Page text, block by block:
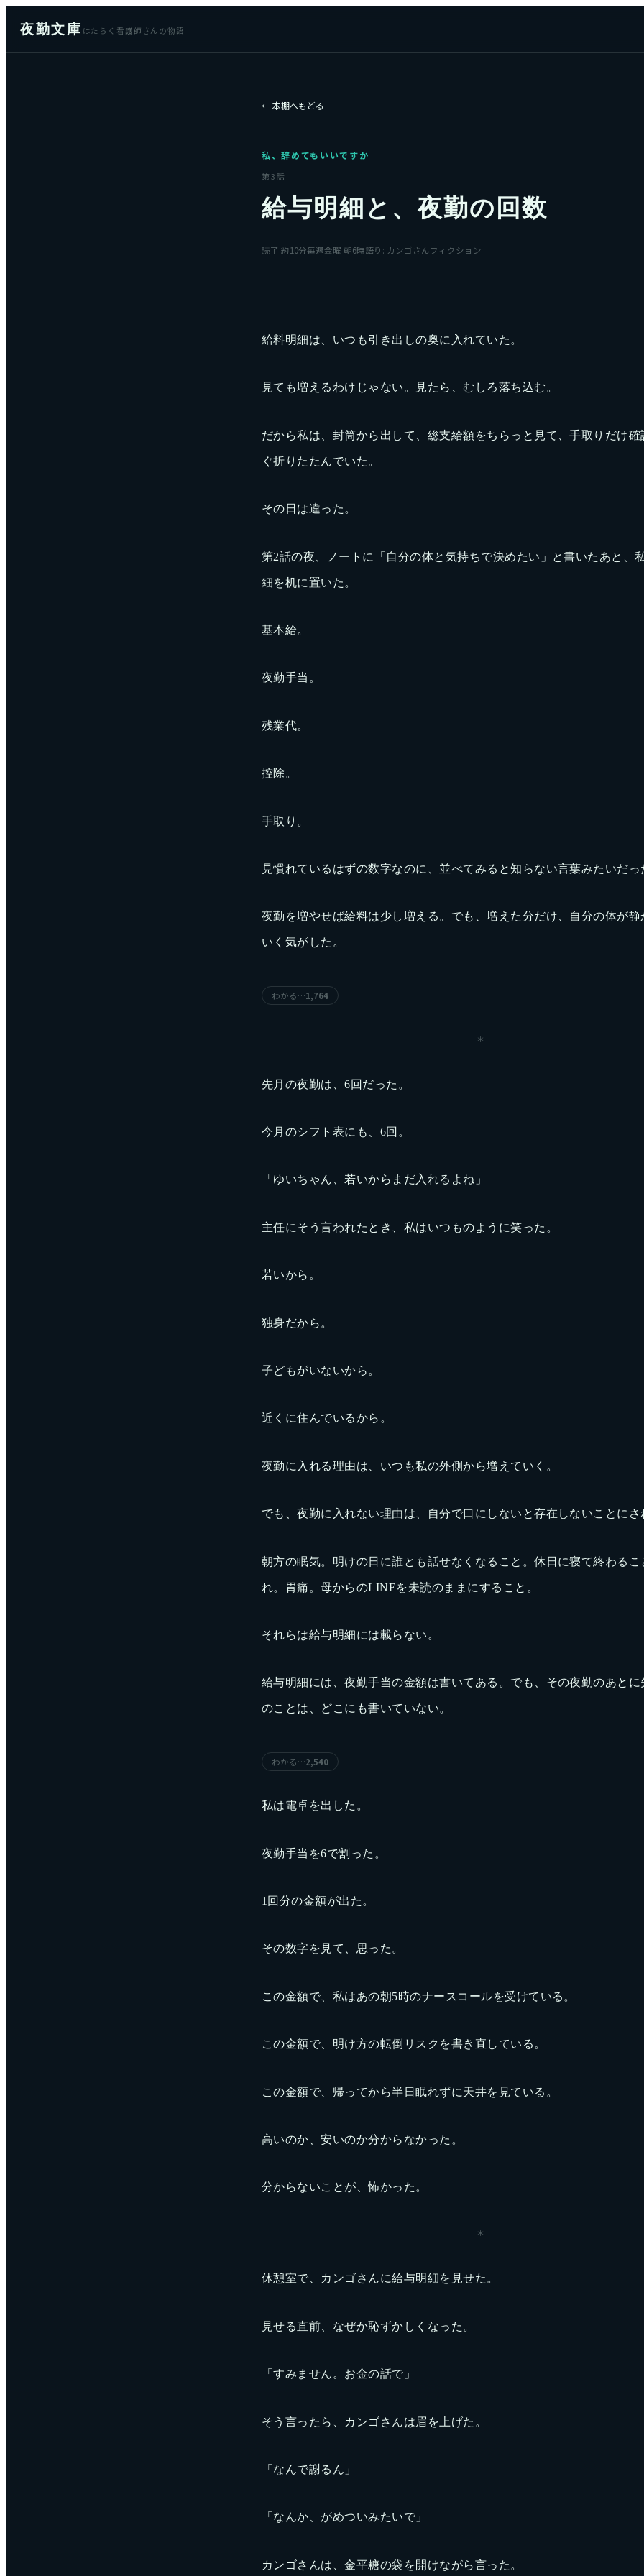
夜勤文庫 はたらく看護師さんの物語
← 本棚へもどる
私、辞めてもいいですか
第3話
給与明細と、夜勤の回数
読了 約10分毎週金曜 朝6時語り: カンゴさんフィクション
給料明細は、いつも引き出しの奥に入れていた。
見ても増えるわけじゃない。見たら、むしろ落ち込む。
だから私は、封筒から出して、総支給額をちらっと見て、手取りだけ確
ぐ折りたたんでいた。
その日は違った。
第2話の夜、ノートに「自分の体と気持ちで決めたい」と書いたあと、
細を机に置いた。
基本給。
夜勤手当。
残業代。
控除。
手取り。
見慣れているはずの数字なのに、並べてみると知らない言葉みたいだっ
夜勤を増やせば給料は少し増える。でも、増えた分だけ、自分の体が静
いく気がした。
わかる…1,764
＊
先月の夜勤は、6回だった。
今月のシフト表にも、6回。
「ゆいちゃん、若いからまだ入れるよね」
主任にそう言われたとき、私はいつものように笑った。
若いから。
独身だから。
子どもがいないから。
近くに住んでいるから。
夜勤に入れる理由は、いつも私の外側から増えていく。
でも、夜勤に入れない理由は、自分で口にしないと存在しないことにさ
朝方の眠気。明けの日に誰とも話せなくなること。休日に寝て終わるこ
れ。胃痛。母からのLINEを未読のままにすること。
それらは給与明細には載らない。
給与明細には、夜勤手当の金額は書いてある。でも、その夜勤のあとに
のことは、どこにも書いていない。
わかる…2,540
私は電卓を出した。
夜勤手当を6で割った。
1回分の金額が出た。
その数字を見て、思った。
この金額で、私はあの朝5時のナースコールを受けている。
この金額で、明け方の転倒リスクを書き直している。
この金額で、帰ってから半日眠れずに天井を見ている。
高いのか、安いのか分からなかった。
分からないことが、怖かった。
＊
休憩室で、カンゴさんに給与明細を見せた。
見せる直前、なぜか恥ずかしくなった。
「すみません。お金の話で」
そう言ったら、カンゴさんは眉を上げた。
「なんで謝るん」
「なんか、がめついみたいで」
カンゴさんは、金平糖の袋を開けながら言った。